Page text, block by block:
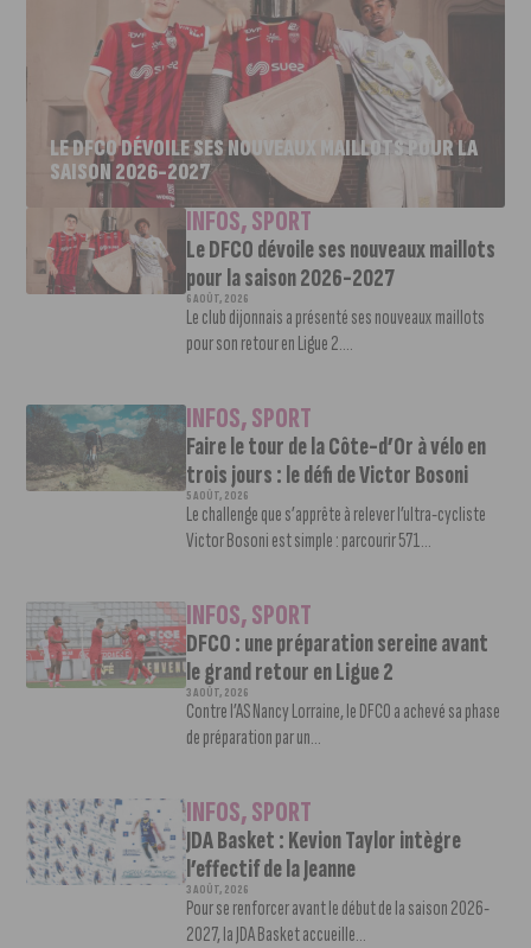
LE DFCO DÉVOILE SES NOUVEAUX MAILLOTS POUR LA
SAISON 2026-2027
INFOS,SPORT
Le DFCO dévoile ses nouveaux maillots
pour la saison 2026-2027
6 AOÛT, 2026
Le club dijonnais a présenté ses nouveaux maillots
pour son retour en Ligue 2....
INFOS,SPORT
Faire le tour de la Côte-d’Or à vélo en
trois jours : le défi de Victor Bosoni
5 AOÛT, 2026
Le challenge que s’apprête à relever l’ultra-cycliste
Victor Bosoni est simple : parcourir 571...
INFOS,SPORT
DFCO : une préparation sereine avant
le grand retour en Ligue 2
3 AOÛT, 2026
Contre l’AS Nancy Lorraine, le DFCO a achevé sa phase
de préparation par un...
INFOS,SPORT
JDA Basket : Kevion Taylor intègre
l’effectif de la Jeanne
3 AOÛT, 2026
Pour se renforcer avant le début de la saison 2026-
2027, la JDA Basket accueille...